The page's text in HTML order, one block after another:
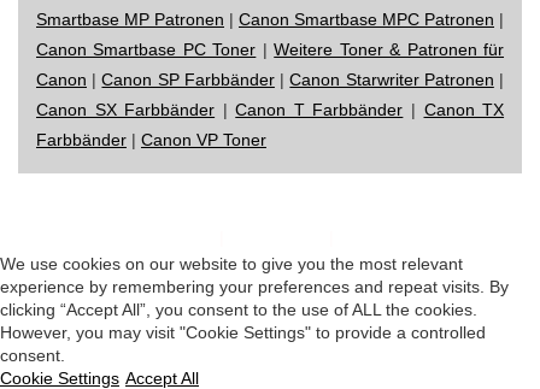
Smartbase MP Patronen | Canon Smartbase MPC Patronen |
Canon Smartbase PC Toner |Weitere Toner & Patronen für
Canon |Canon SP Farbbänder|Canon Starwriter Patronen |
Canon SX Farbbänder |Canon T Farbbänder | Canon TX
Farbbänder | Canon VP Toner
We use cookies on our website to give you the most relevant
experience by remembering your preferences and repeat visits. By
clicking “Accept All”, you consent to the use of ALL the cookies.
However, you may visit "Cookie Settings" to provide a controlled
consent.
Cookie Settings Accept All